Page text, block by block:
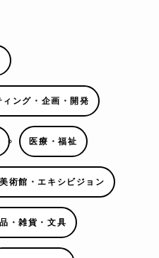
ング・企画・開発
医療・福祉
術館・エキシビジョン
・雑貨・文具